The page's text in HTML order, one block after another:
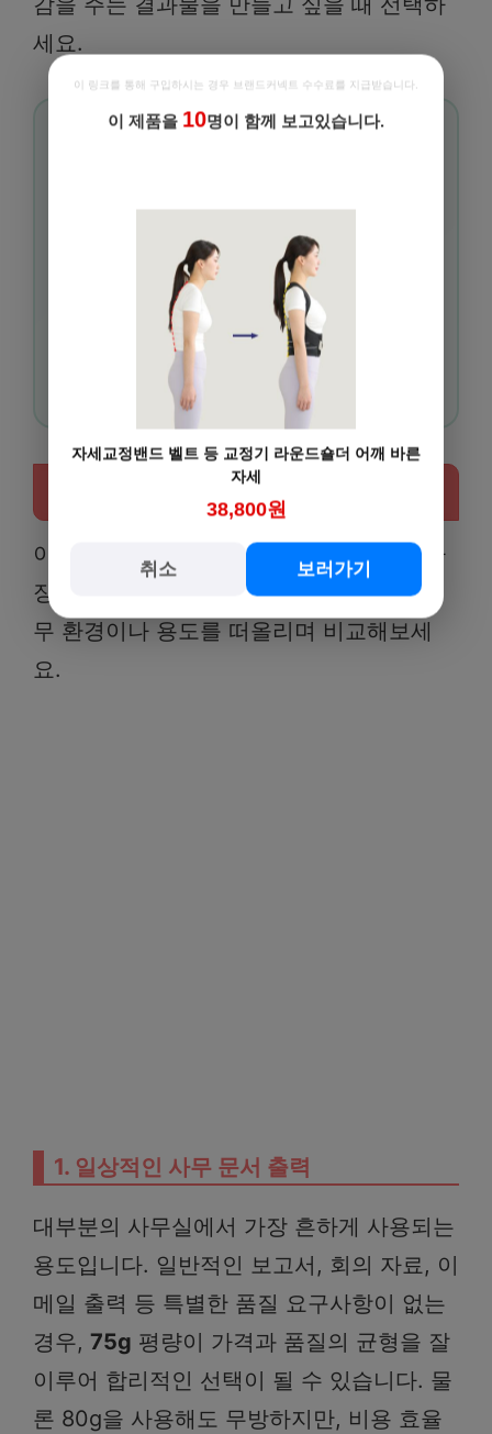
세요.
엔진오일 교체 시기 헷갈릴 때 참고할 것 | 차
량 상태 확인법 | 교체 주기 결정 가이드
하이브리드 차는 진짜 기름 덜 먹을까? | 실제
연비 분석 | 구매 가이드
브레이크 패드 교체 시기 간단 체크법 | 소음
확인 | 마모 상태 점검
상황별 복사용지 선택 가이드
이제 실제 상황을 가정하여 어떤 평량이 가
장 적합한지 알아보겠습니다. 여러분의 업
무 환경이나 용도를 떠올리며 비교해보세
요.
1. 일상적인 사무 문서 출력
대부분의 사무실에서 가장 흔하게 사용되는
용도입니다. 일반적인 보고서, 회의 자료, 이
메일 출력 등 특별한 품질 요구사항이 없는
경우, 75g 평량이 가격과 품질의 균형을 잘
이루어 합리적인 선택이 될 수 있습니다. 물
론 80g을 사용해도 무방하지만, 비용 효율
이 링크를 통해 구입하시는 경우 브랜드커넥트 수수료를 지급받습니다.
이 제품을 10명이 함께 보고있습니다.
자세교정밴드 벨트 등 교정기 라운드숄더 어깨 바른
자세
38,800원
취소 보러가기